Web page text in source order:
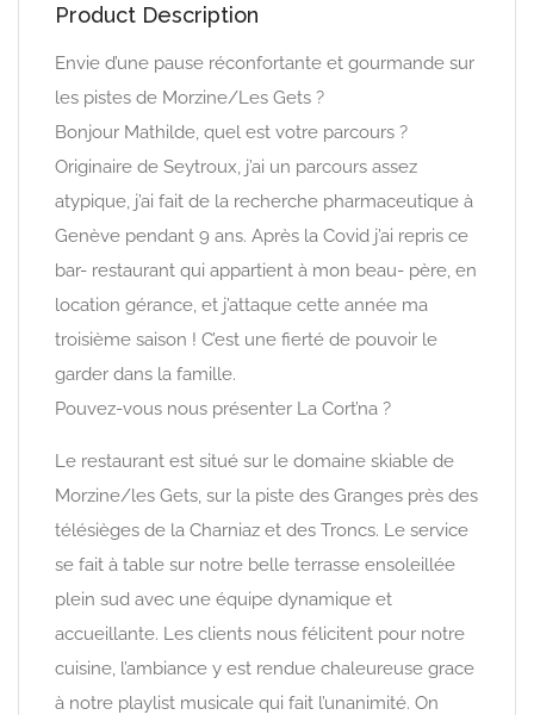
Product Description
Envie d’une pause réconfortante et gourmande sur
les pistes de Morzine/Les Gets ?
Bonjour Mathilde, quel est votre parcours ?
Originaire de Seytroux, j’ai un parcours assez
atypique, j’ai fait de la recherche pharmaceutique à
Genève pendant 9 ans. Après la Covid j’ai repris ce
bar- restaurant qui appartient à mon beau- père, en
location gérance, et j’attaque cette année ma
troisième saison ! C’est une fierté de pouvoir le
garder dans la famille.
Pouvez-vous nous présenter La Cort’na ?
Le restaurant est situé sur le domaine skiable de
Morzine/les Gets, sur la piste des Granges près des
télésièges de la Charniaz et des Troncs. Le service
se fait à table sur notre belle terrasse ensoleillée
plein sud avec une équipe dynamique et
accueillante. Les clients nous félicitent pour notre
cuisine, l’ambiance y est rendue chaleureuse grace
à notre playlist musicale qui fait l’unanimité. On